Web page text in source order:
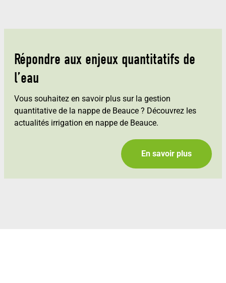
Répondre aux enjeux quantitatifs de
l’eau
Vous souhaitez en savoir plus sur la gestion
quantitative de la nappe de Beauce ? Découvrez les
actualités irrigation en nappe de Beauce.
En savoir plus